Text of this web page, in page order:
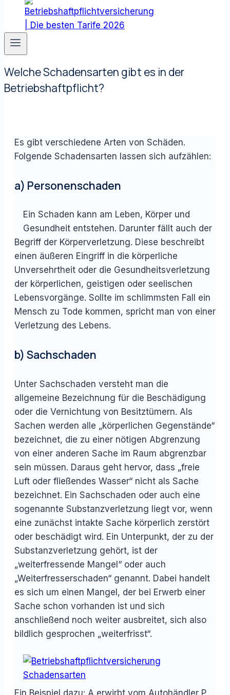
Welche Schadensarten gibt es in der
Betriebshaftpflicht?
Es gibt verschiedene Arten von Schäden.
Folgende Schadensarten lassen sich aufzählen:
a) Personenschaden
Ein Schaden kann am Leben, Körper und
Gesundheit entstehen. Darunter fällt auch der
Begriff der Körperverletzung. Diese beschreibt
einen äußeren Eingriff in die körperliche
Unversehrtheit oder die Gesundheitsverletzung
der körperlichen, geistigen oder seelischen
Lebensvorgänge. Sollte im schlimmsten Fall ein
Mensch zu Tode kommen, spricht man von einer
Verletzung des Lebens.
b) Sachschaden
Unter Sachschaden versteht man die
allgemeine Bezeichnung für die Beschädigung
oder die Vernichtung von Besitztümern. Als
Sachen werden alle „körperlichen Gegenstände“
bezeichnet, die zu einer nötigen Abgrenzung
von einer anderen Sache im Raum abgrenzbar
sein müssen. Daraus geht hervor, dass „freie
Luft oder fließendes Wasser“ nicht als Sache
bezeichnet. Ein Sachschaden oder auch eine
sogenannte Substanzverletzung liegt vor, wenn
eine zunächst intakte Sache körperlich zerstört
oder beschädigt wird. Ein Unterpunkt, der zu der
Substanzverletzung gehört, ist der
„weiterfressende Mangel“ oder auch
„Weiterfresserschaden“ genannt. Dabei handelt
es sich um einen Mangel, der bei Erwerb einer
Sache schon vorhanden ist und sich
anschließend noch weiter ausbreitet, sich also
bildlich gesprochen „weiterfrisst“.